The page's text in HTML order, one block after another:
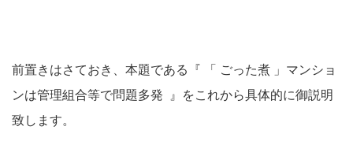
前置きはさておき、本題である『 「 ごった煮 」マンショ
ンは管理組合等で問題多発 』をこれから具体的に御説明
致します。